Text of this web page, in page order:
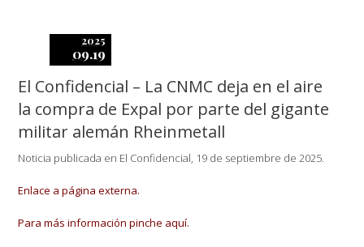
2025
09.19
El Confidencial – La CNMC deja en el aire
la compra de Expal por parte del gigante
militar alemán Rheinmetall
Noticia publicada en El Confidencial, 19 de septiembre de 2025.
Enlace a página externa.
Para más información pinche aquí.